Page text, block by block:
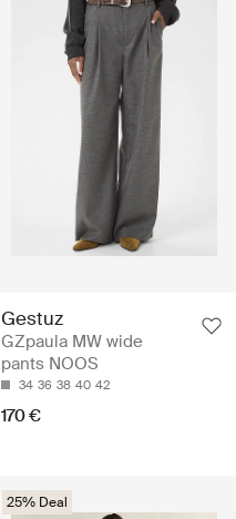
Gestuz
GZpaula MW wide
pants NOOS
34 36 38 40 42
170 €
25% Deal